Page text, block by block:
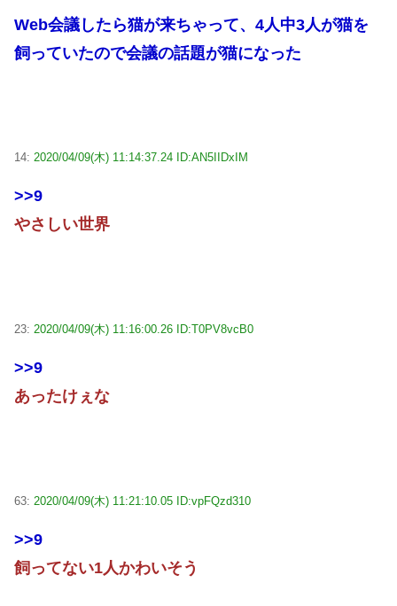
Web会議したら猫が来ちゃって、4人中3人が猫を
飼っていたので会議の話題が猫になった
14: 2020/04/09(木) 11:14:37.24 ID:AN5IIDxIM
>>9
やさしい世界
23: 2020/04/09(木) 11:16:00.26 ID:T0PV8vcB0
>>9
あったけぇな
63: 2020/04/09(木) 11:21:10.05 ID:vpFQzd310
>>9
飼ってない1人かわいそう